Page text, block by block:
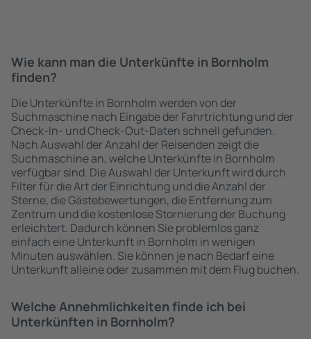
Wie kann man die Unterkünfte in Bornholm
finden?
Die Unterkünfte in Bornholm werden von der
Suchmaschine nach Eingabe der Fahrtrichtung und der
Check-In- und Check-Out-Daten schnell gefunden.
Nach Auswahl der Anzahl der Reisenden zeigt die
Suchmaschine an, welche Unterkünfte in Bornholm
verfügbar sind. Die Auswahl der Unterkunft wird durch
Filter für die Art der Einrichtung und die Anzahl der
Sterne, die Gästebewertungen, die Entfernung zum
Zentrum und die kostenlose Stornierung der Buchung
erleichtert. Dadurch können Sie problemlos ganz
einfach eine Unterkunft in Bornholm in wenigen
Minuten auswählen. Sie können je nach Bedarf eine
Unterkunft alleine oder zusammen mit dem Flug buchen.
Welche Annehmlichkeiten finde ich bei
Unterkünften in Bornholm?